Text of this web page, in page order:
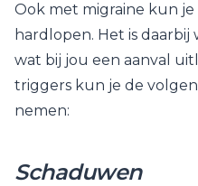
Ook met migraine kun je
hardlopen. Het is
wat bij jou een aanval
triggers kun je de
nemen:
Schaduwen